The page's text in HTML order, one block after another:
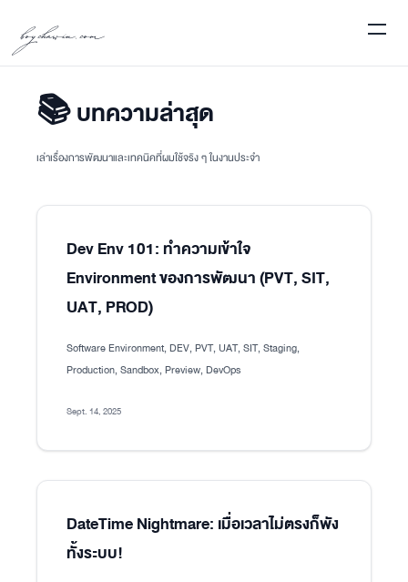
boychawin.com
📚 บทความล่าสุด
เล่าเรื่องการพัฒนาและเทคนิคที่ผมใช้จริง ๆ ในงานประจำ
Dev Env 101: ทำความเข้าใจ
Environment ของการพัฒนา (PVT, SIT,
UAT, PROD)
Software Environment, DEV, PVT, UAT, SIT, Staging,
Production, Sandbox, Preview, DevOps
Sept. 14, 2025
DateTime Nightmare: เมื่อเวลาไม่ตรงก็พัง
ทั้งระบบ!